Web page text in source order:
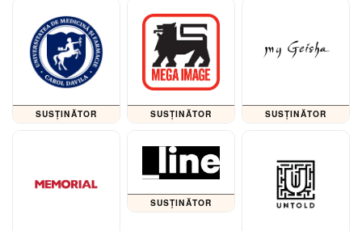
SUSȚINĂTOR SUSȚINĂTOR SUSȚINĂTOR
SUSȚINĂTOR